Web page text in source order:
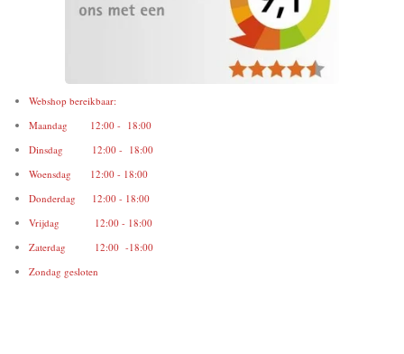
Webshop bereikbaar:
Maandag 12:00 - 18:00
Dinsdag 12:00 - 18:00
Woensdag 12:00 - 18:00
Donderdag 12:00 - 18:00
Vrijdag 12:00 - 18:00
Zaterdag 12:00 -18:00
Zondag gesloten